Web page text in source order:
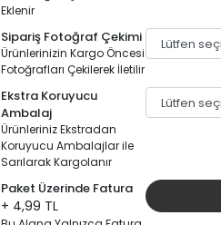
Eklenir
Sipariş Fotoğraf Çekimi
Ürünlerinizin Kargo Öncesi
Fotoğrafları Çekilerek İletilir
Ekstra Koruyucu
Ambalaj
Ürünleriniz Ekstradan
Koruyucu Ambalajlar ile
Sarılarak Kargolanır
Paket Üzerinde Fatura
+ 4,99 TL